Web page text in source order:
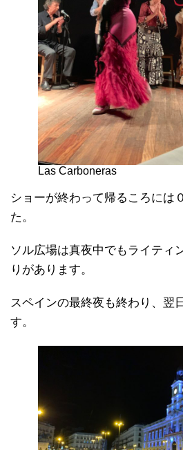
Las Carboneras
ショーが終わって帰るころには
た。
ソル広場は真夜中でもライティ
りがあります。
スペインの最終夜も終わり、翌
す。